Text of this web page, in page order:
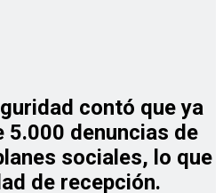
contó que ya
5.000 denuncias de
sociales, lo que
de recepción.